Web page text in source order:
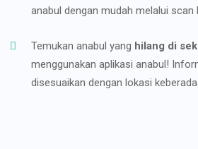
anabul dengan mudah melalui scan
Temukan anabul yang hilang di
menggunakan aplikasi anabul!
disesuaikan dengan lokasi